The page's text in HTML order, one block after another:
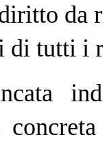
da
di tutti i